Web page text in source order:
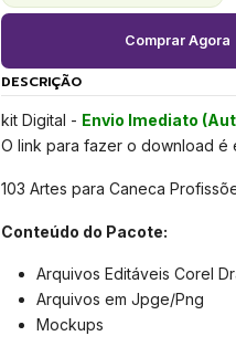
Comprar Agora
DESCRIÇÃO
kit Digital - Envio Imediato
O link para fazer o download é
103 Artes para Caneca
Conteúdo do Pacote:
Arquivos Editáveis Corel
Arquivos em Jpge/Png
Mockups